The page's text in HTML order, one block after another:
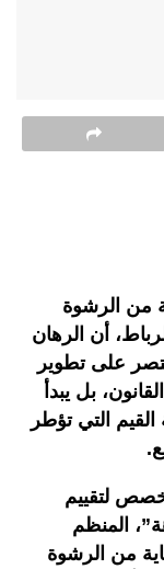
من الرشوة
أن الرهان
على تطوير
بل يبدأ
التي تؤطر
لتقييم
المنظم
من الرشوة